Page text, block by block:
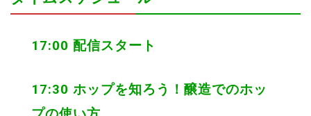
17:00 配信スタート
17:30 ホップを知ろう！醸造でのホッ